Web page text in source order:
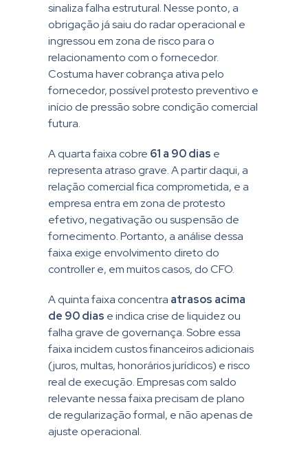
sinaliza falha estrutural. Nesse ponto, a
obrigação já saiu do radar operacional e
ingressou em zona de risco para o
relacionamento com o fornecedor.
Costuma haver cobrança ativa pelo
fornecedor, possível protesto preventivo e
início de pressão sobre condição comercial
futura.
A quarta faixa cobre 61 a 90 dias e
representa atraso grave. A partir daqui, a
relação comercial fica comprometida, e a
empresa entra em zona de protesto
efetivo, negativação ou suspensão de
fornecimento. Portanto, a análise dessa
faixa exige envolvimento direto do
controller e, em muitos casos, do CFO.
A quinta faixa concentra atrasos acima
de 90 dias e indica crise de liquidez ou
falha grave de governança. Sobre essa
faixa incidem custos financeiros adicionais
(juros, multas, honorários jurídicos) e risco
real de execução. Empresas com saldo
relevante nessa faixa precisam de plano
de regularização formal, e não apenas de
ajuste operacional.